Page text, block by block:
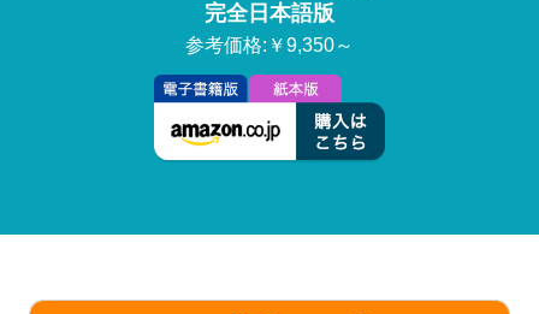
完全日本語版
参考価格:￥9,350～